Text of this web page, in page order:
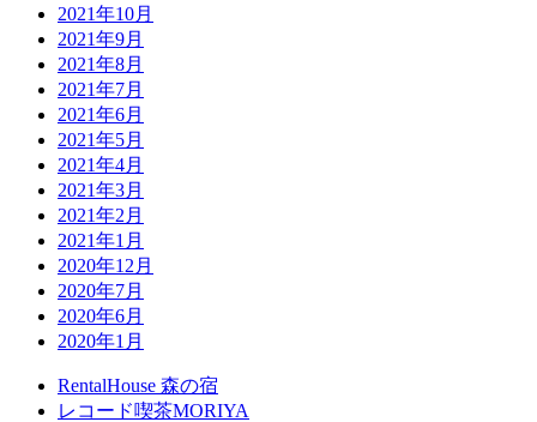
2021年10月
2021年9月
2021年8月
2021年7月
2021年6月
2021年5月
2021年4月
2021年3月
2021年2月
2021年1月
2020年12月
2020年7月
2020年6月
2020年1月
RentalHouse 森の宿
レコード喫茶MORIYA